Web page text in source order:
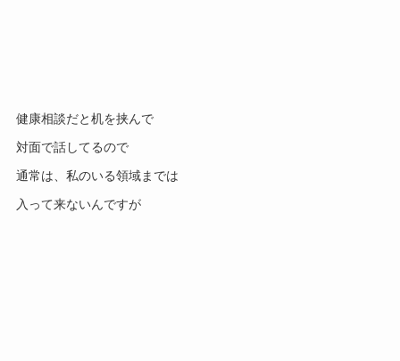
健康相談だと机を挟んで
対面で話してるので
通常は、私のいる領域までは
入って来ないんですが